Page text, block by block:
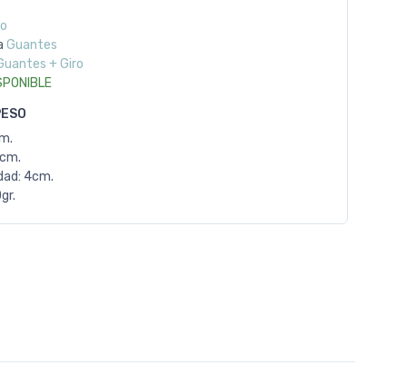
Guantes
+ Giro
4cm.